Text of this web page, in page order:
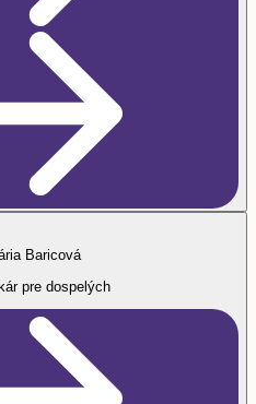
Baricová
pre dospelých